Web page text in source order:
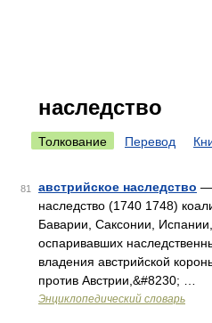
наследство
Толкование Перевод
81 австрийское наследство —
наследство (1740 1748)
Баварии, Саксонии,
оспаривавших
владения австрийской
против Австрии,&#8230; …
Энциклопедический словарь